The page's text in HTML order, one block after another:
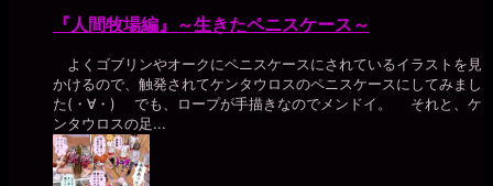
『人間牧場編』～生きたペニスケース～
よくゴブリンやオークにペニスケースにされているイラストを見
かけるので、触発されてケンタウロスのペニスケースにしてみまし
た(・∀・) でも、ロープが手描きなのでメンドイ。 それと、ケ
ンタウロスの足...